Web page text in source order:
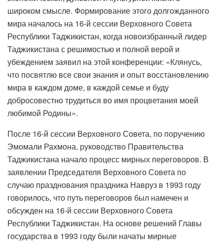
широком смысле. Формирование этого долгожданного
мира началось на 16-й сессии Верховного Совета
Республики Таджикистан, когда новоизбранный лидер
Таджикистана с решимостью и полной верой и
убеждением заявил на этой конференции: «Клянусь,
что посвятлю все свои знания и опыт восстановлению
мира в каждом доме, в каждой семье и буду
добросовестно трудиться во имя процветания моей
любимой Родины».
После 16-й сессии Верховного Совета, по поручению
Эмомали Рахмона, руководство Правительства
Таджикистана начало процесс мирных переговоров. В
заявлении Председателя Верховного Совета по
случаю празднования праздника Навруз в 1993 году
говорилось, что путь переговоров был намечен и
обсужден на 16-й сессии Верховного Совета
Республики Таджикистан. На основе решений Главы
государства в 1993 году были начаты мирные